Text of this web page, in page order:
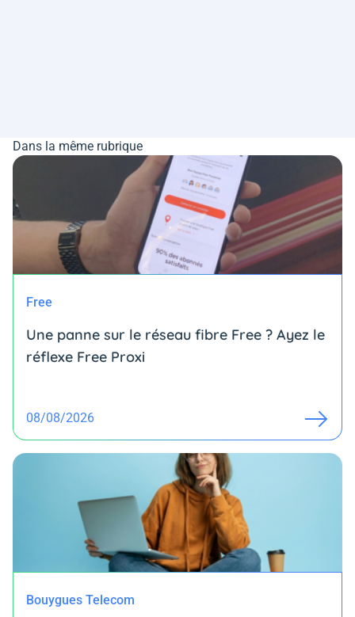
Dans la même rubrique
Free
Une panne sur le réseau fibre Free ? Ayez le
réflexe Free Proxi
08/08/2026
Bouygues Telecom